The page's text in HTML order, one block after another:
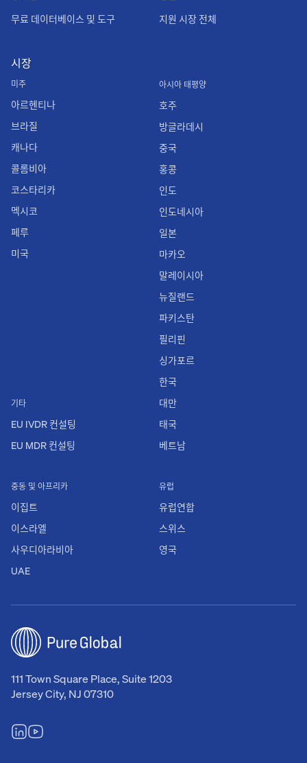
111 Town Square Place, Suite 1203
Jersey City, NJ 07310
무료 데이터베이스 및 도구
지원 시장 전체
시장
미주
아르헨티나
브라질
캐나다
콜롬비아
코스타리카
멕시코
페루
미국
기타
EU IVDR 컨설팅
EU MDR 컨설팅
유럽
유럽연합
스위스
영국
중동 및 아프리카
이집트
이스라엘
사우디아라비아
UAE
아시아 태평양
호주
방글라데시
중국
홍콩
인도
인도네시아
일본
마카오
말레이시아
뉴질랜드
파키스탄
필리핀
싱가포르
한국
대만
태국
베트남